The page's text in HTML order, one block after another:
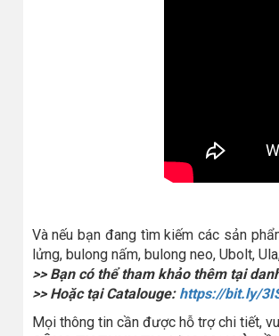
Và nếu bạn đang tìm kiếm các sản
lửng, bulong nấm, bulong neo, Ubolt,
>> Bạn có thể tham khảo thêm tại
>> Hoặc tại Catalouge: https://bit.ly/
Mọi thông tin cần được hỗ trợ chi tiết,